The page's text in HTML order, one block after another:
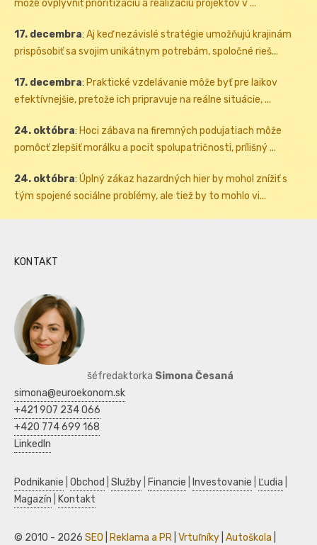
môže ovplyvniť prioritizáciu a realizáciu projektov v ...
17. decembra: Aj keď nezávislé stratégie umožňujú krajinám
prispôsobiť sa svojim unikátnym potrebám, spoločné rieš...
17. decembra: Praktické vzdelávanie môže byť pre laikov
efektívnejšie, pretože ich pripravuje na reálne situácie, ...
24. októbra: Hoci zábava na firemných podujatiach môže
pomôcť zlepšiť morálku a pocit spolupatričnosti, prílišný ...
24. októbra: Úplný zákaz hazardných hier by mohol znížiť s
tým spojené sociálne problémy, ale tiež by to mohlo vi...
KONTAKT
šéfredaktorka Simona Česaná
simona@euroekonom.sk
+421 907 234 066
+420 774 699 168
LinkedIn
Podnikanie Obchod Služby Financie Investovanie Ľudia
Magazín
Kontakt
© 2010 - 2026 SEO Reklama a PR Vrtuľníky Autoškola